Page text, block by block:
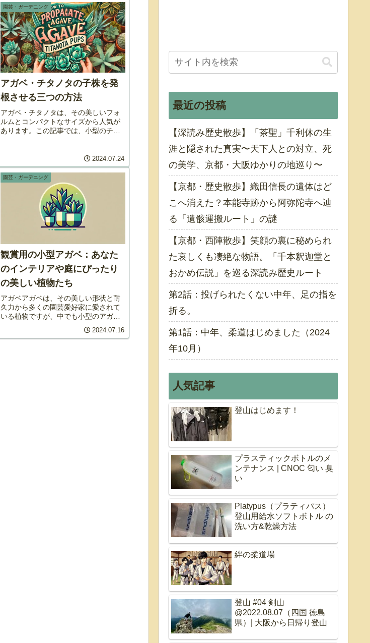
園芸・ガーデニング
アガベ・チタノタの子株を発
根させる三つの方法
アガベ・チタノタは、その美しいフォ
ルムとコンパクトなサイズから人気が
あります。この記事では、小型のチタ
明します。子株の選び方まず、親株の
周りにある健康な子株を選びます。選
ん...
2024.07.24
園芸・ガーデニング
観賞用の小型アガベ：あなた
のインテリアや庭にぴったり
の美しい植物たち
アガベアガベは、その美しい形状と耐
久力から多くの園芸愛好家に愛されて
いる植物ですが、中でも小型のアガベ
はインテリアや小さな庭にぴったりの
選択肢です。ここでは、観賞用として
2024.07.16
最近の投稿
【深読み歴史散歩】「茶聖」千利休の生
涯と隠された真実〜天下人との対立、死
の美学、京都・大阪ゆかりの地巡り〜
【京都・歴史散歩】織田信長の遺体はど
こへ消えた？本能寺跡から阿弥陀寺へ辿
る「遺骸運搬ルート」の謎
【京都・西陣散歩】笑顔の裏に秘められ
た哀しくも凄絶な物語。「千本釈迦堂と
おかめ伝説」を巡る深読み歴史ルート
第2話：投げられたくない中年、足の指を
折る。
第1話：中年、柔道はじめました（2024
年10月）
人気記事
登山はじめます！
プラスティックボトルのメ
ンテナンス | CNOC 匂い 臭
い
Platypus（プラティパス）
登山用給水ソフトボトル の
洗い方&乾燥方法
絆の柔道場
登山 #04 剣山
@2022.08.07（四国 徳島
県）| 大阪から日帰り登山